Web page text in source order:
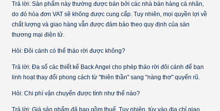
Trả lời: Sản phẩm này thường được bán bởi các nhà bán hàng cá nhân,
do đó hóa đơn VAT sẽ không được cung cấp. Tuy nhiên, mọi quyền lợi về
chất lượng và giao hàng vẫn được đảm bảo theo quy định của sàn
thương mại điện tử.
Hỏi: Đôi cánh có thể tháo rời được không?
Trả lời: Đa số các thiết kế Back Angel cho phép tháo rời đôi cánh để bạn
linh hoạt thay đổi phong cách từ "thiên thần" sang "nàng thơ" quyến rũ.
Hỏi: Chi phí vận chuyển được tính như thế nào?